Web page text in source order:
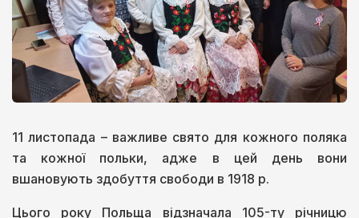
11 листопада – важливе свято для кожного поляка
та кожної польки, адже в цей день вони
вшановують здобуття свободи в 1918 р.
Цього року Польща відзначала 105-ту річницю